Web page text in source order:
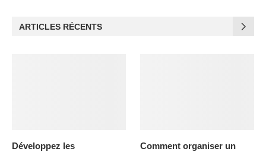
ARTICLES RÉCENTS
Développez les
Comment organiser un